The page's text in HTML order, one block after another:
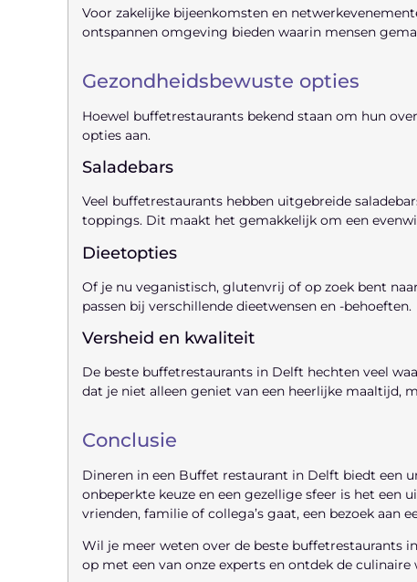
Voor zakelijke bijeenkomsten en
ontspannen omgeving bieden waarin mensen
Gezondheidsbewuste opties
Hoewel buffetrestaurants bekend staan om hun
opties aan.
Saladebars
Veel buffetrestaurants hebben uitgebreide
toppings. Dit maakt het gemakkelijk om een
Dieetopties
Of je nu veganistisch, glutenvrij of op zoek bent
passen bij verschillende dieetwensen en -behoeften.
Versheid en kwaliteit
De beste buffetrestaurants in Delft hechten veel
dat je niet alleen geniet van een heerlijke maaltijd,
Conclusie
Dineren in een Buffet restaurant in Delft biedt een
onbeperkte keuze en een gezellige sfeer is het een
vrienden, familie of collega’s gaat, een bezoek aan
Wil je meer weten over de beste buffetrestaurants
op met een van onze experts en ontdek de culinaire